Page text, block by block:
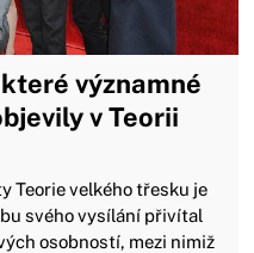
významné
v Teorii
Teorie velkého třesku je
svého vysílání přivítal
osobností, mezi nimiž